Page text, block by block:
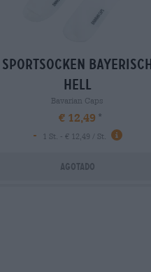
sportsocken bayerisch
hell
Bavarian Caps
€ 12,49
-
1 St. - € 12,49 / St.
Agotado